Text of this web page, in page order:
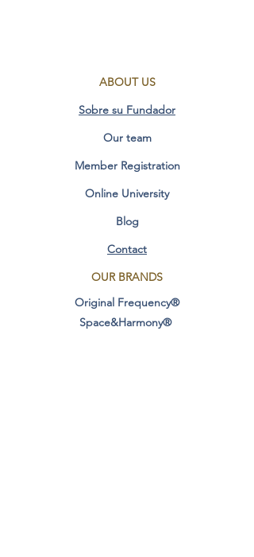
ABOUT US
Sobre su Fundador
Our team
Member Registration
Online University
Blog
Contact
OUR BRANDS
Original Frequency®
Space&Harmony®